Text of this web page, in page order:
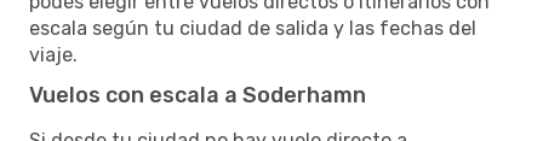
escala según tu ciudad de salida y las fechas del
viaje.
Vuelos con escala a Soderhamn